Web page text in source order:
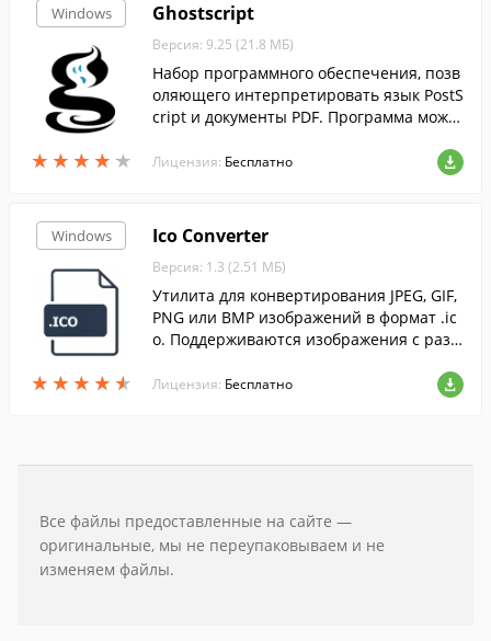
Windows
★ ★ ★ ★ ★
★ ★ ★ ★ ★
Ghostscript
Версия: 9.25 (21.8 МБ)
Набор программного обеспечения, позв
оляющего интерпретировать язык PostS
cript и документы PDF. Программа може
угие графические форматы....
Лицензия: Бесплатно
Windows
★ ★ ★ ★ ★
★ ★ ★ ★ ★
Ico Converter
Версия: 1.3 (2.51 МБ)
Утилита для конвертирования JPEG, GIF,
PNG или BMP изображений в формат .ic
o. Поддерживаются изображения с разр
Лицензия: Бесплатно
Все файлы предоставленные на сайте —
оригинальные, мы не переупаковываем и не
изменяем файлы.